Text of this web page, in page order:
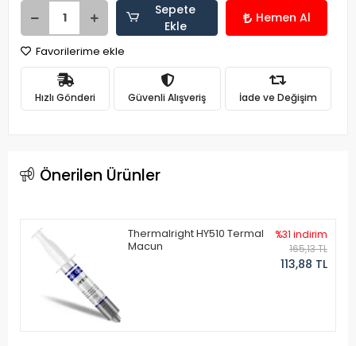
Sepete
Ekle
Hemen Al
Favorilerime ekle
Hızlı Gönderi Güvenli Alışveriş İade ve Değişim
Önerilen Ürünler
Thermalright HY510 Termal
Macun
%31 indirim
165,13 TL
113,88 TL